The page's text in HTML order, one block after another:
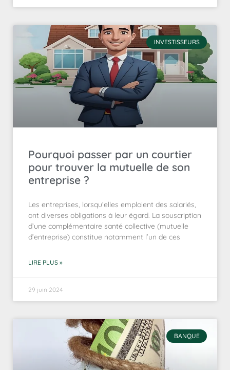
INVESTISSEURS
Pourquoi passer par un courtier
pour trouver la mutuelle de son
entreprise ?
Les entreprises, lorsqu’elles emploient des salariés,
ont diverses obligations à leur égard. La souscription
d’une complémentaire santé collective (mutuelle
d’entreprise) constitue notamment l’un de ces
LIRE PLUS »
29 juin 2024
BANQUE